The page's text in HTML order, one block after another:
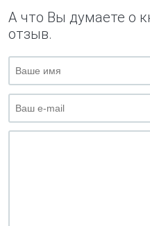
А что Вы думаете о
отзыв.